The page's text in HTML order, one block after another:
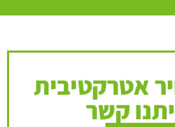
אטרקטיבית
קשר